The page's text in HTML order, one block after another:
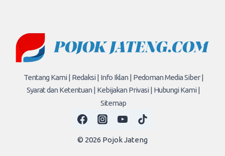
Tentang Kami | Redaksi | Info Iklan | Pedoman Media Siber |
Syarat dan Ketentuan | Kebijakan Privasi | Hubungi Kami |
Sitemap
© 2026 Pojok Jateng